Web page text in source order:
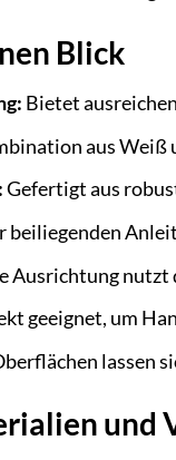
Blick
Bietet
aus Weiß
Gefertigt aus
beiliegenden
Ausrichtung nutzt
geeignet, um
lassen
und